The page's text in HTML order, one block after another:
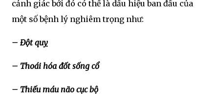
cảnh giác bới đó có thể là dấu hiệu ban đầu của
một số bệnh lý nghiêm trọng như:
– Đột quỵ
– Thoái hóa đốt sống cổ
– Thiếu máu não cục bộ